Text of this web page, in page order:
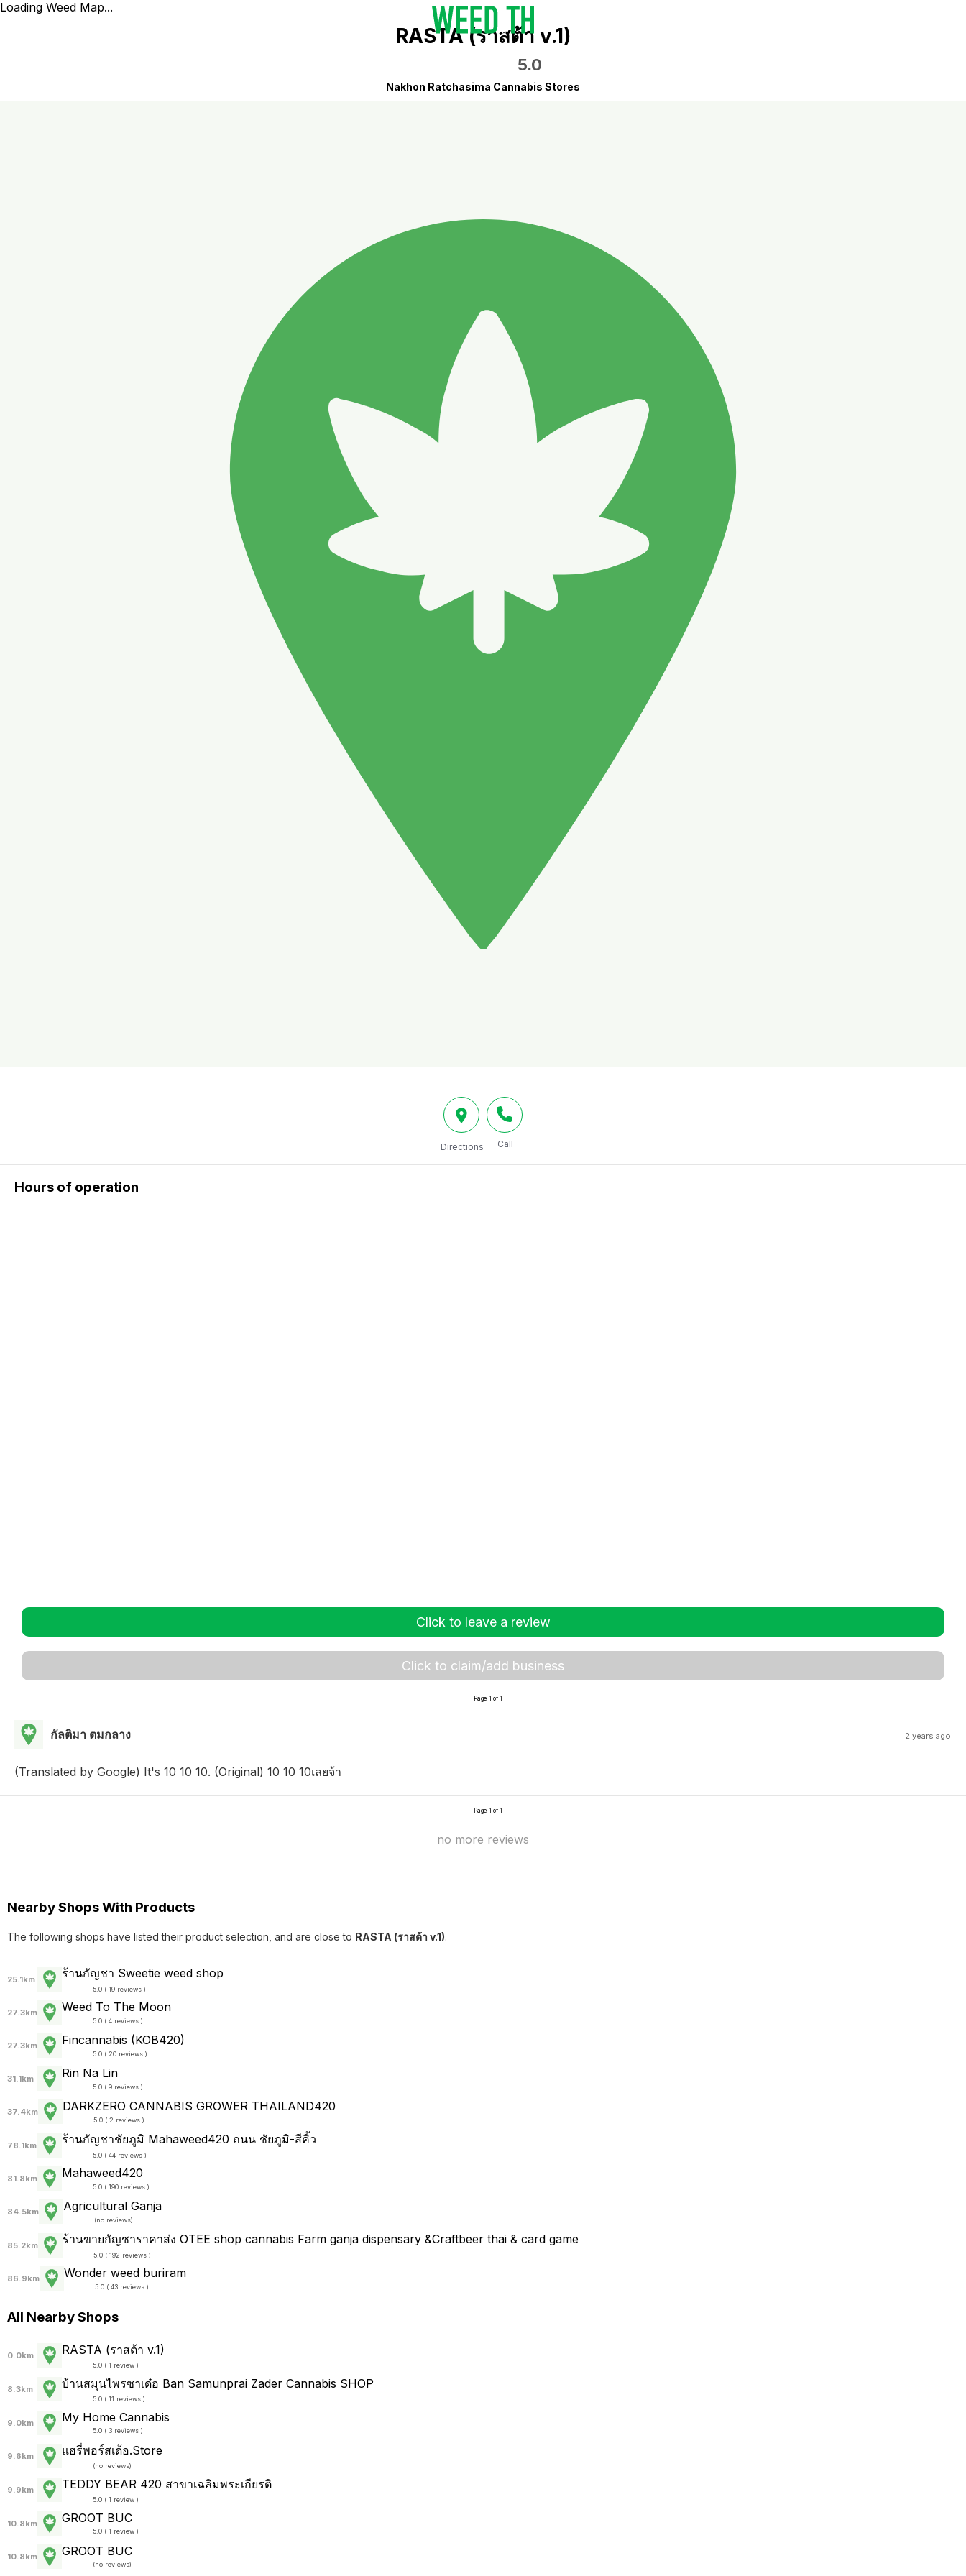
Loading Weed Map...
RASTA (ราสต้า v.1)
5.0
Nakhon Ratchasima Cannabis Stores
Directions Call
Hours of operation
Click to leave a review
Click to claim/add business
Page 1 of 1
กัลติมา ตมกลาง 2 years ago
(Translated by Google) It's 10 10 10. (Original) 10 10 10เลยจ้า
Page 1 of 1
no more reviews
Nearby Shops With Products
The following shops have listed their product selection, and are close to RASTA (ราสต้า v.1).
25.1km ร้านกัญชา Sweetie weed shop
5.0 ( 19 reviews )
27.3km Weed To The Moon
5.0 ( 4 reviews )
27.3km Fincannabis (KOB420)
5.0 ( 20 reviews )
31.1km Rin​ Na Lin
5.0 ( 9 reviews )
37.4km DARKZERO CANNABIS GROWER THAILAND420
5.0 ( 2 reviews )
78.1km ร้านกัญชาชัยภูมิ Mahaweed420 ถนน ชัยภูมิ-สีคิ้ว
5.0 ( 44 reviews )
81.8km Mahaweed420
5.0 ( 190 reviews )
84.5km Agricultural Ganja
(no reviews)
85.2km ร้านขายกัญชาราคาส่ง OTEE shop cannabis Farm ganja dispensary &Craftbeer thai & card game
5.0 ( 192 reviews )
86.9km Wonder weed buriram
5.0 ( 43 reviews )
All Nearby Shops
0.0km RASTA (ราสต้า v.1)
5.0 ( 1 review )
8.3km บ้านสมุนไพรซาเด๋อ Ban Samunprai Zader Cannabis SHOP
5.0 ( 11 reviews )
9.0km My Home Cannabis
5.0 ( 3 reviews )
9.6km แฮรี่พอร์สเด้อ.Store
(no reviews)
9.9km TEDDY BEAR 420 สาขาเฉลิมพระเกียรติ
5.0 ( 1 review )
10.8km GROOT BUC
5.0 ( 1 review )
10.8km GROOT BUC
(no reviews)